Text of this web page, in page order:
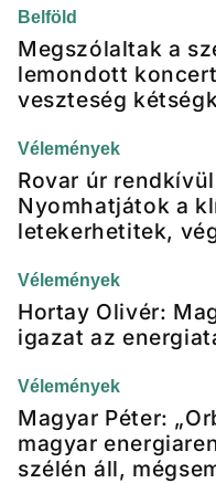
Belföld
Megszólaltak a
lemondott
veszteség
Vélemények
Rovar úr
Nyomhatjátok a
letekerhetitek,
Vélemények
Hortay Olivér:
igazat az
Vélemények
Magyar Péter:
magyar
szélén áll,